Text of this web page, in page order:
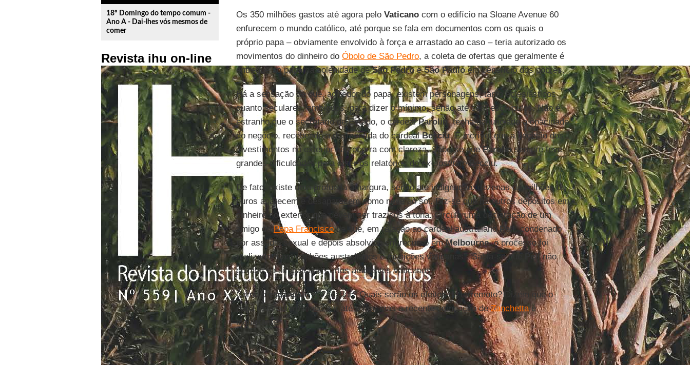
18º Domingo do tempo comum -
Ano A - Dai-lhes vós mesmos de
comer
Revista ihu on-line
Os 350 milhões gastos até agora pelo Vaticanocom o edifício na Sloane Avenue 60
enfurecem o mundo católico, até porque se fala em documentos com os quais o
próprio papa – obviamente envolvido à força e arrastado ao caso – teria autorizado os
movimentos do dinheiro do Óbolo de São Pedro, a coleta de ofertas que geralmente é
entregue ao papa na solenidade deSão PedroeSão Pauloem benefício dos pobres.
Há a sensação de que, ao redor do papa, existem personagens, tanto eclesiásticos
quanto seculares, ambíguos, para dizer o mínimo, senão até sem escrúpulos. Não é
estranho que o secretário de Estado, o cardealParolin, tenha denunciado a opacidade
do negócio, recebendo a desmentida do cardealBecciu. É incrível que a decisão dos
investimentos no exterior não ocorra com clareza. Sabe-se queParolinsempre teve
grandes dificuldades para obter os relatórios doex-sostitutoBecciu.
De fato, existe uma profunda amargura, senão até indignação: dezenas de milhões de
euros aparecem e desaparecem como neve ao sol. Diz-se que há outros depósitos em
dinheiro no exterior que devem ser trazidos à tona. Circula uma declaração de um
amigo doPapa Franciscode que, em relação ao cardeal australianoPell , condenado
por assédio sexual e depois absolvido em recurso emMelbourne, o processo foi
realizado “com canhões australianos e munições vaticanas”. Sabia-se que
Pellnão
gozava da simpatia de certos ambientes vaticanos.
Como o escândalovai acabar? Quais serão os efeitos do terremoto? Dizem que o
papa está determinado a ir até o fim, mas a recente nomeação deZanchettaé
inquietante.